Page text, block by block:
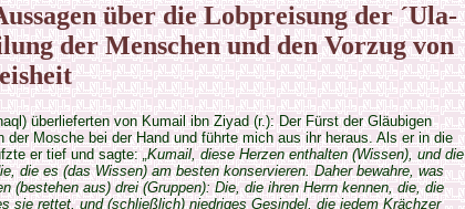
über die Lobpreisung der ´Ula­
der Menschen und den Vorzug von
überlieferten von Kumail ibn Ziyad (r.): Der Fürst der Gläubigen
der Mosche bei der Hand und führte mich aus ihr heraus. Als er in die
er tief und sagte:„Kumail, diese Herzen enthalten (Wissen), und die
die es (das Wissen) am besten konservieren. Daher bewahre, was
(bestehen aus) drei (Gruppen): Die, die ihren Herrn kennen, die, die
sie rettet, und (schließlich) niedriges Gesindel, die jedem Krächzer